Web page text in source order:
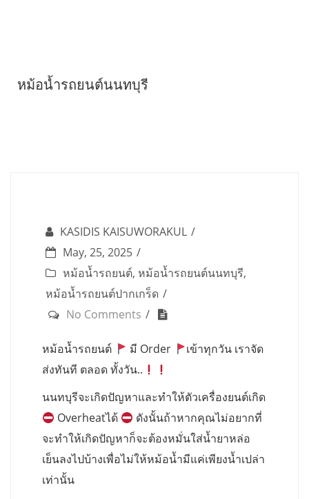
หม้อน้ำรถยนต์นนทบุรี
KASIDIS KAISUWORAKUL
May, 25, 2025
หม้อน้ำรถยนต์, หม้อน้ำรถยนต์นนทบุรี,
หม้อน้ำรถยนต์ปากเกร็ด
No Comments
หม้อน้ำรถยนต์ มี Order
เข้าทุกวัน เราจัด
ส่งทันที ตลอด ทั้งวัน..
นนทบุรีจะเกิดปัญหาและทำให้ตัวเครื่องยนต์เกิด
Overheatได้
ดังนั้นถ้าหากคุณไม่อยากที่
จะทำให้เกิดปัญหาก็จะต้องหมั่นใส่น้ำยาหล่อ
เย็นลงไปบ้างเพื่อไม่ให้หม้อน้ำมีแค่เพียงน้ำเปล่า
เท่านั้น